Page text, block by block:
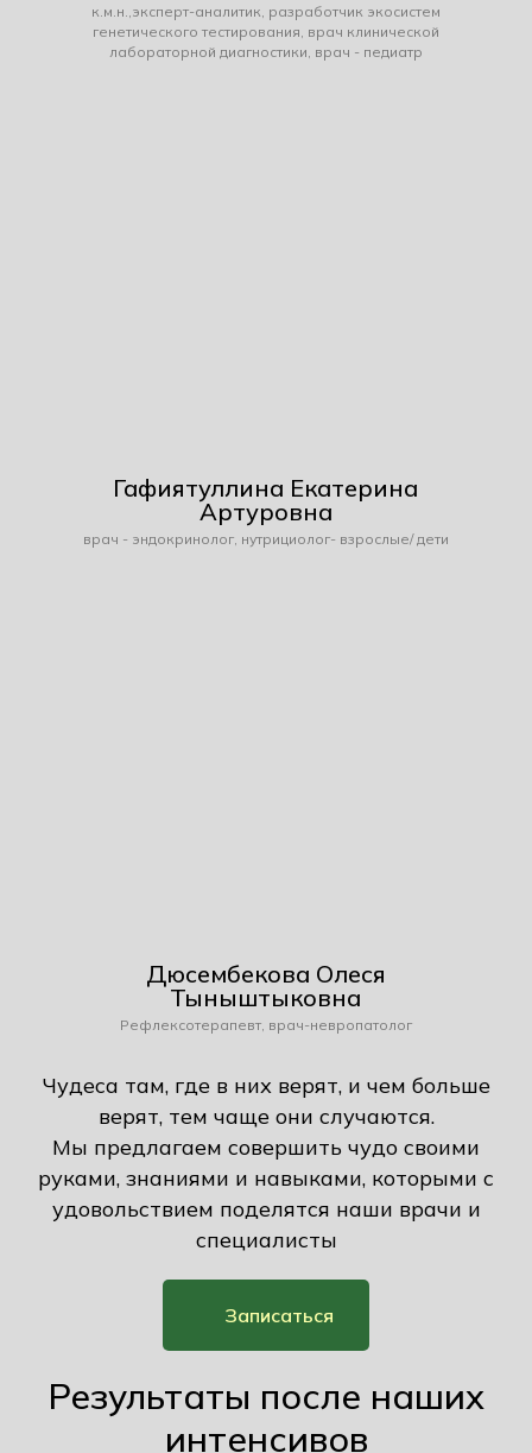
к.м.н.,эксперт-аналитик, разработчик экосистем
генетического тестирования, врач клинической
лабораторной диагностики, врач - педиатр
Гафиятуллина Екатерина
Артуровна
врач - эндокринолог, нутрициолог- взрослые/ дети
Дюсембекова Олеся
Тыныштыковна
Рефлексотерапевт, врач-невропатолог
Чудеса там, где в них верят, и чем больше
верят, тем чаще они случаются.
Мы предлагаем совершить чудо своими
руками, знаниями и навыками, которыми с
удовольствием поделятся наши врачи и
специалисты
Записаться
Результаты после наших
интенсивов